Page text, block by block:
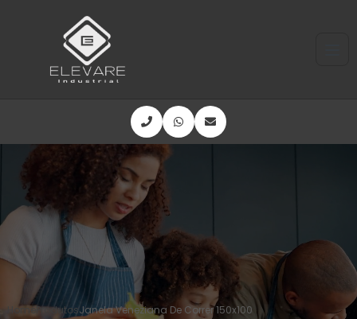
HomeProdutosJanela Veneziana De Correr 150x100